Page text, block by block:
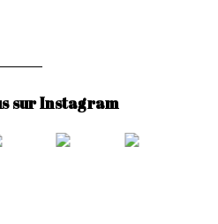
sur Instagram